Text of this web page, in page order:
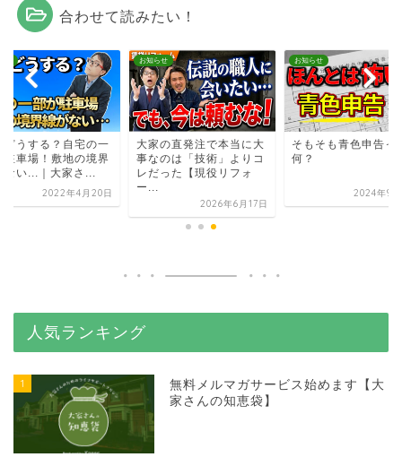
合わせて読みたい！
どうする？自宅の一
駐車場！敷地の境界
ない...｜大家さ...
2022年4月20日
お知らせ
大家の直発注で本当に大
事なのは「技術」よりコ
レだった【現役リフォ
ー...
2026年6月17日
お知らせ
そもそも青色申告っ
何？
2024年9
人気ランキング
1
無料メルマガサービス始めます【大
家さんの知恵袋】